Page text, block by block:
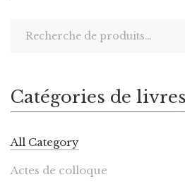
Catégories de livres
All Category
Actes de colloque